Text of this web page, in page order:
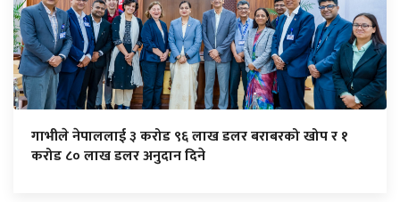
गाभीले नेपाललाई ३ करोड ९६ लाख डलर बराबरको खोप र १
करोड ८० लाख डलर अनुदान दिने